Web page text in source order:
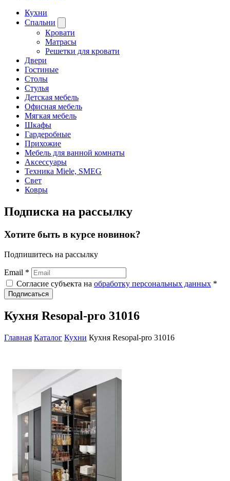
Кухни
Спальни
Кровати
Матрасы
Решетки для кровати
Двери
Гостиные
Столы
Стулья
Детская мебель
Офисная мебель
Мягкая мебель
Шкафы
Гардеробные
Прихожие
Мебель для ванной комнаты
Аксессуары
Техника Miele, SMEG
Свет
Ковры
Подписка на рассылку
Хотите быть в курсе новинок?
Подпишитесь на рассылку
Email *
Согласие субъекта на обработку персональных данных *
Подписаться
Кухня Resopal-pro 31016
Главная Каталог Кухни Кухня Resopal-pro 31016